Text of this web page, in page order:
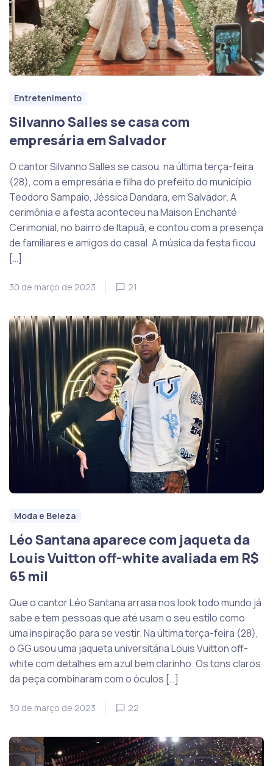
Entretenimento
Silvanno Salles se casa com
empresária em Salvador
O cantor Silvanno Salles se casou, na última terça-feira
(28), com a empresária e filha do prefeito do município
Teodoro Sampaio, Jéssica Dandara, em Salvador. A
cerimônia e a festa aconteceu na Maison Enchanté
Cerimonial, no bairro de Itapuã, e contou com a presença
de familiares e amigos do casal. A música da festa ficou
[…]
30 de março de 2023 21
Moda e Beleza
Léo Santana aparece com jaqueta da
Louis Vuitton off-white avaliada em R$
65 mil
Que o cantor Léo Santana arrasa nos look todo mundo já
sabe e tem pessoas que até usam o seu estilo como
uma inspiração para se vestir. Na última terça-feira (28),
o GG usou uma jaqueta universitária Louis Vuitton off-
white com detalhes em azul bem clarinho. Os tons claros
da peça combinaram com o óculos […]
30 de março de 2023 22